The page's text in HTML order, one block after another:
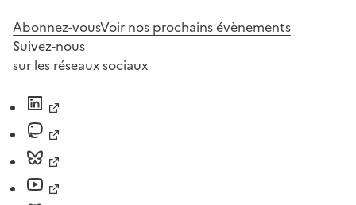
Abonnez-vousVoir nos prochains évènements
Suivez-nous
sur les réseaux sociaux